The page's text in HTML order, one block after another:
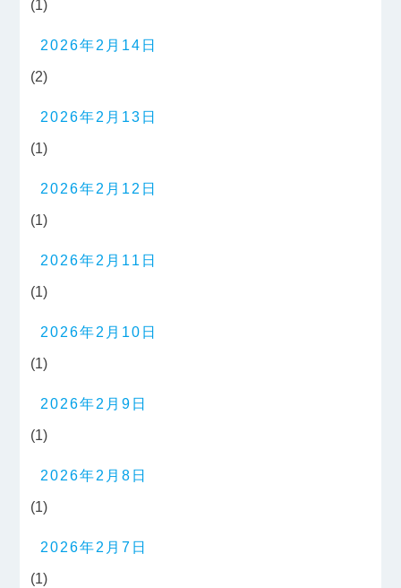
(1)
2026年2月14日
(2)
2026年2月13日
(1)
2026年2月12日
(1)
2026年2月11日
(1)
2026年2月10日
(1)
2026年2月9日
(1)
2026年2月8日
(1)
2026年2月7日
(1)